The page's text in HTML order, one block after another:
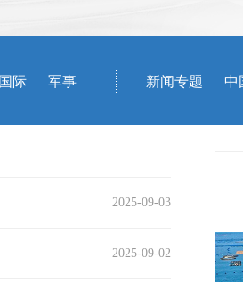
2025-09-03
2025-09-02